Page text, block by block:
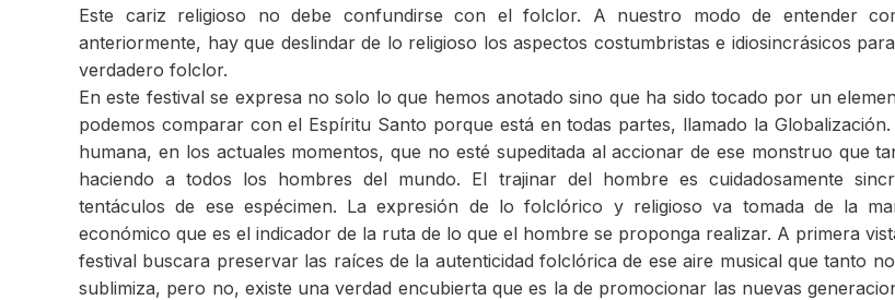
Este cariz religioso no debe confundirse con el folclor. A nuestro modo de entender
anteriormente, hay que deslindar de lo religioso los aspectos costumbristas e idiosincrásicos
verdadero folclor.
En este festival se expresa no solo lo que hemos anotado sino que ha sido tocado por un
podemos comparar con el Espíritu Santo porque está en todas partes, llamado la
humana, en los actuales momentos, que no esté supeditada al accionar de ese monstruo que
haciendo a todos los hombres del mundo. El trajinar del hombre es cuidadosamente
tentáculos de ese espécimen. La expresión de lo folclórico y religioso va tomada de la
económico que es el indicador de la ruta de lo que el hombre se proponga realizar. A primera
festival buscara preservar las raíces de la autenticidad folclórica de ese aire musical que tanto
sublimiza, pero no, existe una verdad encubierta que es la de promocionar las nuevas